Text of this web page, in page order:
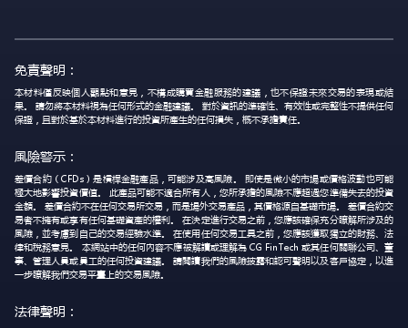
免責聲明：
本材料僅反映個人觀點和意見，不構成購買金融服務的建議，也不保證未來交易的表現或結
果。 請勿將本材料視為任何形式的金融建議。 對於資訊的準確性、有效性或完整性不提供任何
保證，且對於基於本材料進行的投資所產生的任何損失，概不承擔責任。
風險警示：
差價合約（CFDs）是槓桿金融產品，可能涉及高風險。 即使是微小的市場或價格波動也可能
極大地影響投資價值。 此產品可能不適合所有人，您所承擔的風險不應超過您準備失去的投資
金額。 差價合約不在任何交易所交易，而是場外交易產品，其價格源自基礎市場。 差價合約交
易者不擁有或享有任何基礎資產的權利。 在決定進行交易之前，您應該確保充分瞭解所涉及的
風險，並考慮到自己的交易經驗水準。 在使用任何交易工具之前，您應該獲取獨立的財務、法
律和稅務意見。 本網站中的任何內容不應被解讀或理解為 CG FinTech 或其任何關聯公司、董
事、管理人員或員工的任何投資建議。 請閱讀我們的風險披露和認可聲明以及客戶協定，以進
一步瞭解我們交易平臺上的交易風險。
法律聲明：